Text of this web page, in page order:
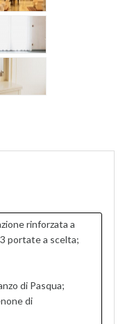
rinforzata a
portate a scelta;
di Pasqua;
di